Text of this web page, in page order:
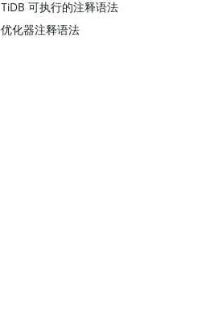
TiDB 可执行的注释语法
优化器注释语法